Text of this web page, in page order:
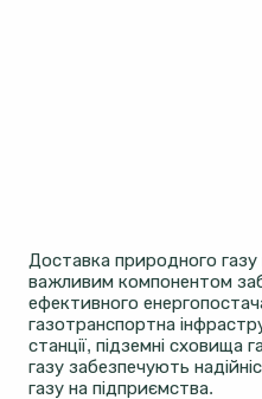
Доставка природного газу
важливим компонентом
ефективного
газотранспортна
станції, підземні сховища
газу забезпечують
газу на підприємства.